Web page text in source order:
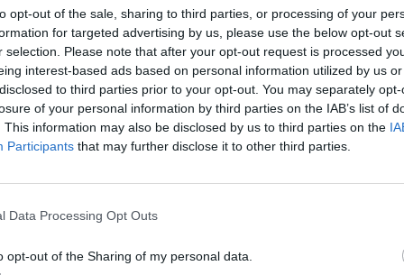
opt-out of the sale, sharing to third parties, or processing of your
for targeted advertising by us, please use the below opt-out
selection. Please note that after your opt-out request is processed
interest-based ads based on personal information utilized by us
to third parties prior to your opt-out. You may separately
of your personal information by third parties on the IAB’s list of
This information may also be disclosed by us to third parties on the
Participants that may further disclose it to other third parties.
Data Processing Opt Outs
opt-out of the Sharing of my personal data.
Κρήτης.
ιδιαίτερα ευτυχείς που η παρουσία μας στη
ΙΤΒ, τη σημαντικότερη έκθεση στο τουριστικό
συνδυάζεται με την υλοποίηση ενός βασικού
μας. Σε μια εποχή προκλήσεων για τον
τουρισμό, η Περιφέρεια Κρήτης έχει θέσει ως
την ανάδειξη της Κρήτης μεταξύ των
ετών»ανέφερε στην ομιλία του ο
στο Βερολίνο τη νέα οπτική τουριστική